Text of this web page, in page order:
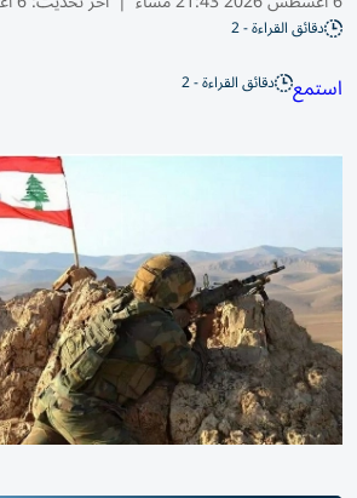
دقائق القراءة - 2
استمع دقائق القراءة - 2